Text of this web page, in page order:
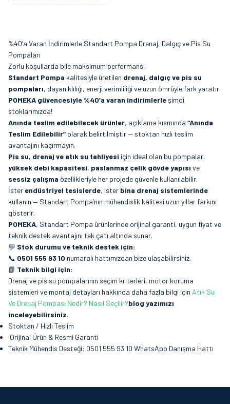
%40’a Varan İndirimlerle Standart Pompa Drenaj, Dalgıç ve Pis Su
Pompaları
Zorlu koşullarda bile maksimum performans!
Standart Pompa kalitesiyle üretilen drenaj, dalgıç ve pis su
pompaları, dayanıklılığı, enerji verimliliği ve uzun ömrüyle fark yaratır.
POMEKA güvencesiyle %40’a varan indirimlerleşimdi
stoklarımızda!
Anında teslim edilebilecek ürünler, açıklama kısmında “Anında
Teslim Edilebilir” olarak belirtilmiştir — stoktan hızlı teslim
avantajını kaçırmayın.
Pis su, drenaj ve atık su tahliyesi için ideal olan bu pompalar,
yüksek debi kapasitesi, paslanmaz çelik gövde yapısı ve
sessiz çalışma özellikleriyle her projede güvenle kullanılabilir.
İster endüstriyel tesislerde, ister bina drenaj sistemlerinde
kullanın — Standart Pompa’nın mühendislik kalitesi uzun yıllar farkını
gösterir.
POMEKA, Standart Pompa ürünlerinde orijinal garanti, uygun fiyat ve
teknik destek avantajını tek çatı altında sunar.
💬 Stok durumu ve teknik destek için:
📞 0501 555 93 10 numaralı hattımızdan bize ulaşabilirsiniz.
📘 Teknik bilgi için:
Drenaj ve pis su pompalarının seçim kriterleri, motor koruma
sistemleri ve montaj detayları hakkında daha fazla bilgi için Atık Su
Ve Drenaj Pompası Nedir? Nasıl Seçilir?blog yazımızı
inceleyebilirsiniz.
Stoktan / Hızlı Teslim
Orijinal Ürün & Resmi Garanti
Teknik Mühendis Desteği: 0501 555 93 10 WhatsApp Danışma Hattı